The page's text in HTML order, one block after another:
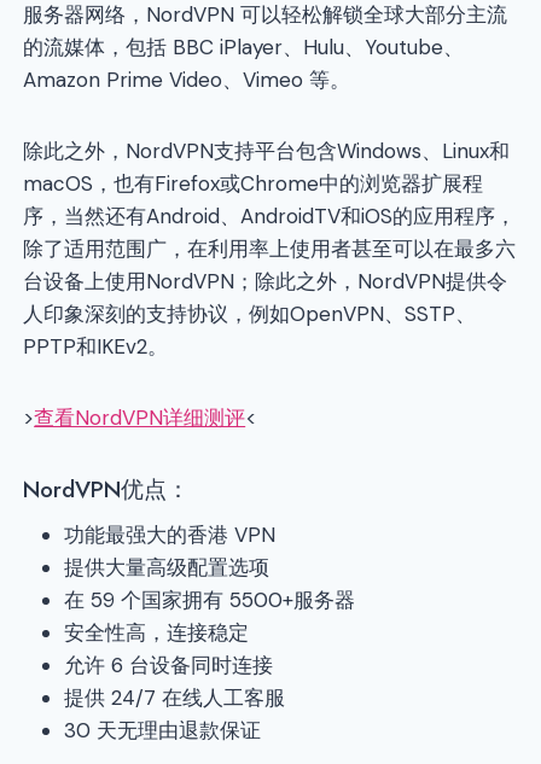
服务器网络，NordVPN 可以轻松解锁全球大部分主流
的流媒体，包括 BBC iPlayer、Hulu、Youtube、
Amazon Prime Video、Vimeo 等。
除此之外，NordVPN支持平台包含Windows、Linux和
macOS，也有Firefox或Chrome中的浏览器扩展程
序，当然还有Android、AndroidTV和iOS的应用程序，
除了适用范围广，在利用率上使用者甚至可以在最多六
台设备上使用NordVPN；除此之外，NordVPN提供令
人印象深刻的支持协议，例如OpenVPN、SSTP、
PPTP和IKEv2。
>查看NordVPN详细测评<
NordVPN优点：
功能最强大的香港 VPN
提供大量高级配置选项
在 59 个国家拥有 5500+服务器
安全性高，连接稳定
允许 6 台设备同时连接
提供 24/7 在线人工客服
30 天无理由退款保证